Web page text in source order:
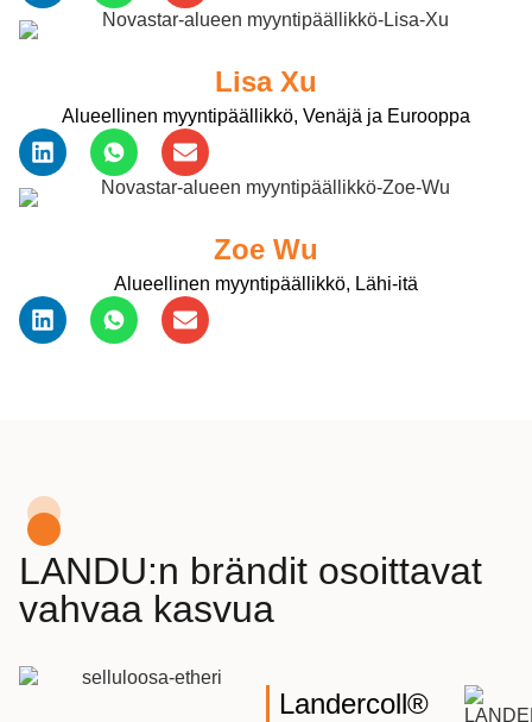
Lisa Xu
Alueellinen myyntipäällikkö, Venäjä ja Eurooppa
Zoe Wu
Alueellinen myyntipäällikkö, Lähi-itä
LANDU:n brändit osoittavat
vahvaa kasvua
Landercoll®